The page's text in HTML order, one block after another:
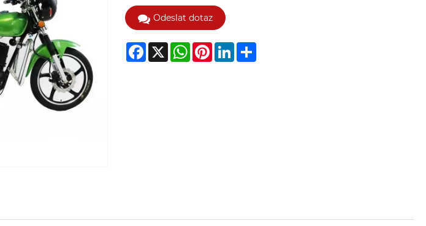
Odeslat dotaz
Facebook
X WhatsAppPinterestLinkedInShare